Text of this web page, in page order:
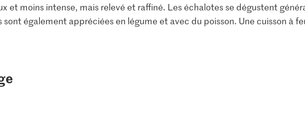
et moins intense, mais relevé et raffiné. Les échalotes se dégustent
sont également appréciées en légume et avec du poisson. Une cuisson à